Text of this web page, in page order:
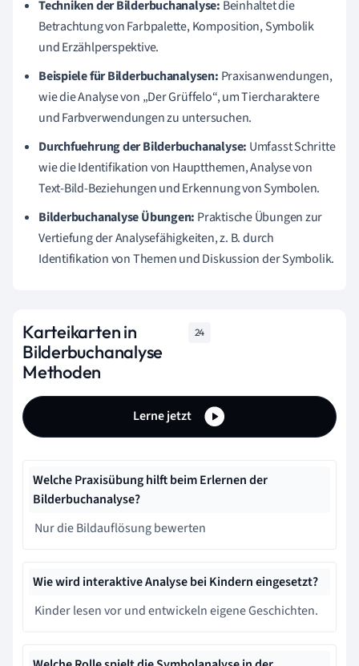
Techniken der Bilderbuchanalyse: Beinhaltet die
Betrachtung von Farbpalette, Komposition, Symbolik
und Erzählperspektive.
Beispiele für Bilderbuchanalysen: Praxisanwendungen,
wie die Analyse von „Der Grüffelo“, um Tiercharaktere
und Farbverwendungen zu untersuchen.
Durchfuehrung der Bilderbuchanalyse: Umfasst Schritte
wie die Identifikation von Hauptthemen, Analyse von
Text-Bild-Beziehungen und Erkennung von Symbolen.
Bilderbuchanalyse Übungen: Praktische Übungen zur
Vertiefung der Analysefähigkeiten, z. B. durch
Identifikation von Themen und Diskussion der Symbolik.
Karteikarten in
Bilderbuchanalyse
Methoden
24
Lerne jetzt
Welche Praxisübung hilft beim Erlernen der
Bilderbuchanalyse?
Nur die Bildauflösung bewerten
Wie wird interaktive Analyse bei Kindern eingesetzt?
Kinder lesen vor und entwickeln eigene Geschichten.